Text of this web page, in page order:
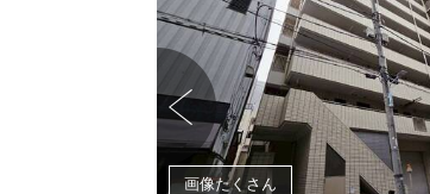
画像たくさん